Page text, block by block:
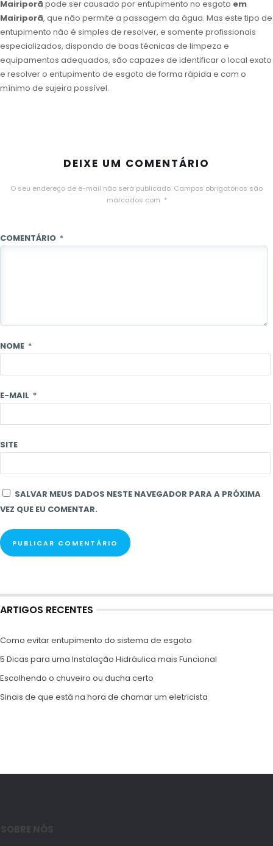
Mairiporã pode ser causado por entupimento no esgoto em
Mairiporã, que não permite a passagem da água. Mas este tipo de
entupimento não é simples de resolver, e somente profissionais
especializados, dispondo de boas técnicas de limpeza e
equipamentos adequados, são capazes de identificar o local exato
e resolver o entupimento de esgoto de forma rápida e com o
mínimo de sujeira possível.
DEIXE UM COMENTÁRIO
O seu endereço de e-mail não será publicado. Campos obrigatórios são
marcados com *
COMENTÁRIO *
NOME *
E-MAIL *
SITE
SALVAR MEUS DADOS NESTE NAVEGADOR PARA A PRÓXIMA
VEZ QUE EU COMENTAR.
ARTIGOS RECENTES
Como evitar entupimento do sistema de esgoto
5 Dicas para uma Instalação Hidráulica mais Funcional
Escolhendo o chuveiro ou ducha certo
Sinais de que está na hora de chamar um eletricista